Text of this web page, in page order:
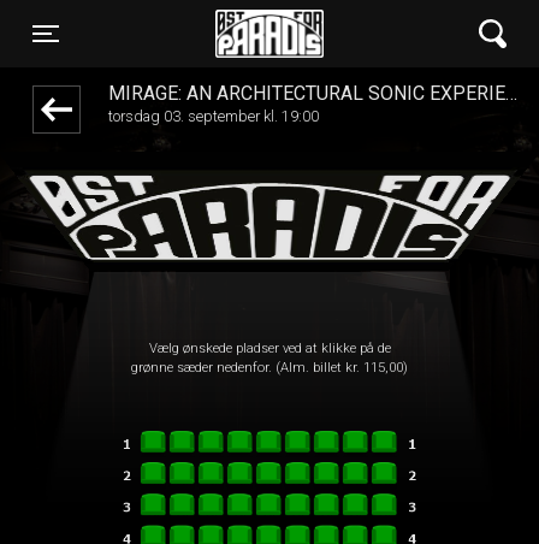
Toggle navigation
Øst for Paradis
MIRAGE: AN ARCHITECTURAL SONIC EXPERIENCE
torsdag 03. september kl. 19:00
Vælg ønskede pladser ved at klikke på de
grønne sæder nedenfor. (Alm. billet kr. 115,00)
front05-temp 091102